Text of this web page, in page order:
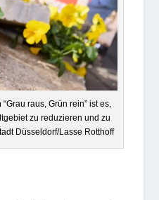
raus, Grün rein” ist es,
zu redu­zie­ren und zu
Düsseldorf/Lasse Rotthoff